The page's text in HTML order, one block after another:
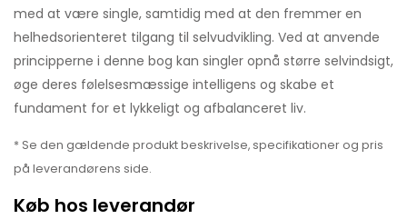
med at være single, samtidig med at den fremmer en
helhedsorienteret tilgang til selvudvikling. Ved at anvende
principperne i denne bog kan singler opnå større selvindsigt,
øge deres følelsesmæssige intelligens og skabe et
fundament for et lykkeligt og afbalanceret liv.
* Se den gældende produkt beskrivelse, specifikationer og pris
på leverandørens side.
Køb hos leverandør